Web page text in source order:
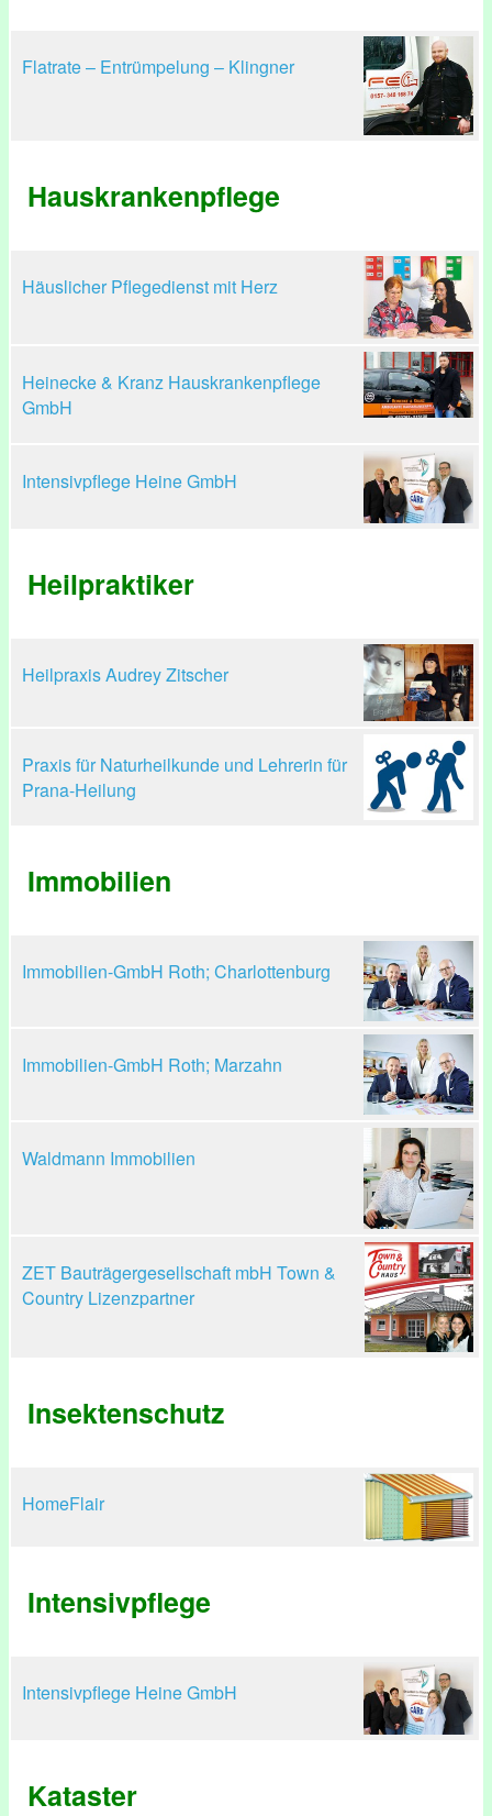
Flatrate – Entrümpelung – Klingner
Hauskrankenpflege
Häuslicher Pflegedienst mit Herz
Heinecke & Kranz Hauskrankenpflege
GmbH
Intensivpflege Heine GmbH
Heilpraktiker
Heilpraxis Audrey Zitscher
Praxis für Naturheilkunde und Lehrerin für
Prana-Heilung
Immobilien
Immobilien-GmbH Roth; Charlottenburg
Immobilien-GmbH Roth; Marzahn
Waldmann Immobilien
ZET Bauträgergesellschaft mbH Town &
Country Lizenzpartner
Insektenschutz
HomeFlair
Intensivpflege
Intensivpflege Heine GmbH
Kataster